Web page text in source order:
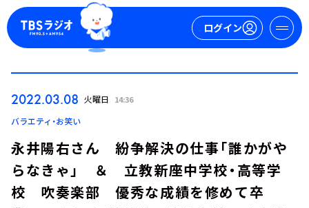
ログイン
ログイン
2022.03.08 火曜日 14:36
バラエティ・お笑い
永井陽右さん 紛争解決の仕事「誰かがや
らなきゃ」 ＆ 立教新座中学校・高等学
校 吹奏楽部 優秀な成績を修めて卒